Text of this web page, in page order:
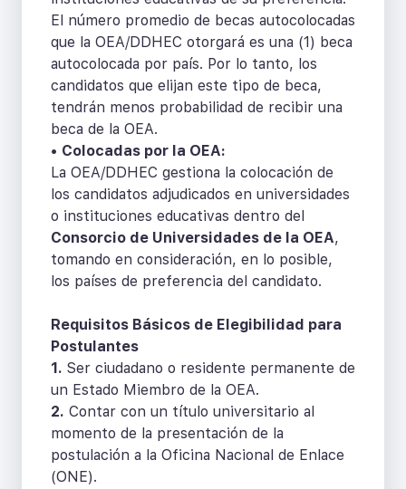
El número promedio de becas autocolocadas
que la OEA/DDHEC otorgará es una (1) beca
autocolocada por país. Por lo tanto, los
candidatos que elijan este tipo de beca,
tendrán menos probabilidad de recibir una
beca de la OEA.
• Colocadas por la OEA:
La OEA/DDHEC gestiona la colocación de
los candidatos adjudicados en universidades
o instituciones educativas dentro del
Consorcio de Universidades de la OEA,
tomando en consideración, en lo posible,
los países de preferencia del candidato.
Requisitos Básicos de Elegibilidad para
Postulantes
1. Ser ciudadano o residente permanente de
un Estado Miembro de la OEA.
2. Contar con un título universitario al
momento de la presentación de la
postulación a la Oficina Nacional de Enlace
(ONE).